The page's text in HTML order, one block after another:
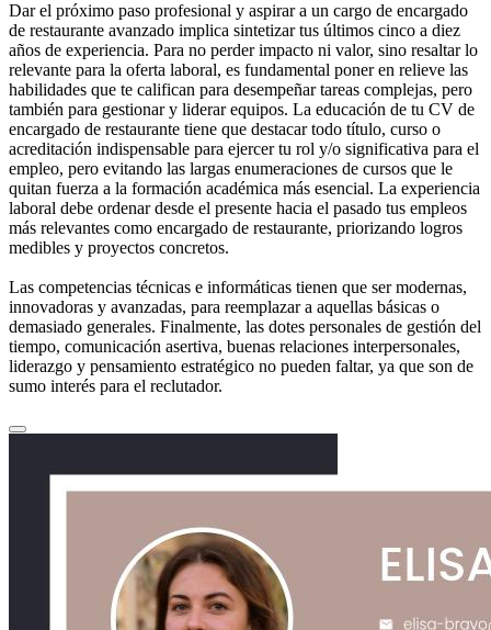
Dar el próximo paso profesional y aspirar a un cargo de encargado
de restaurante avanzado implica sintetizar tus últimos cinco a diez
años de experiencia. Para no perder impacto ni valor, sino resaltar lo
relevante para la oferta laboral, es fundamental poner en relieve las
habilidades que te califican para desempeñar tareas complejas, pero
también para gestionar y liderar equipos. La educación de tu CV de
encargado de restaurante tiene que destacar todo título, curso o
acreditación indispensable para ejercer tu rol y/o significativa para el
empleo, pero evitando las largas enumeraciones de cursos que le
quitan fuerza a la formación académica más esencial. La experiencia
laboral debe ordenar desde el presente hacia el pasado tus empleos
más relevantes como encargado de restaurante, priorizando logros
medibles y proyectos concretos.
Las competencias técnicas e informáticas tienen que ser modernas,
innovadoras y avanzadas, para reemplazar a aquellas básicas o
demasiado generales. Finalmente, las dotes personales de gestión del
tiempo, comunicación asertiva, buenas relaciones interpersonales,
liderazgo y pensamiento estratégico no pueden faltar, ya que son de
sumo interés para el reclutador.